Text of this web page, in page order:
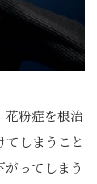
花粉症を根治
しまうこと
ってしまう